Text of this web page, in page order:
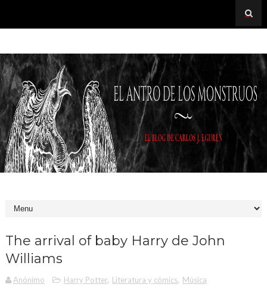
The arrival of baby Harry de John
Williams
Anónimo Harry Potter, Literatura y cómics, Música